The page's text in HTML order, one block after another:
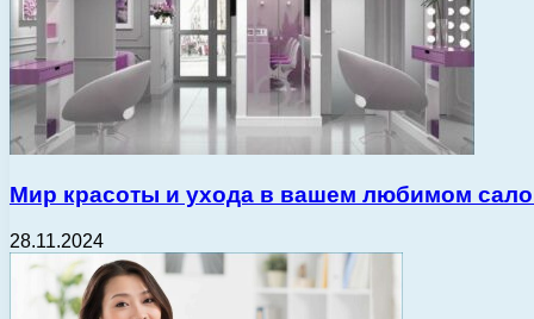
Мир красоты и ухода в вашем любимом
28.11.2024